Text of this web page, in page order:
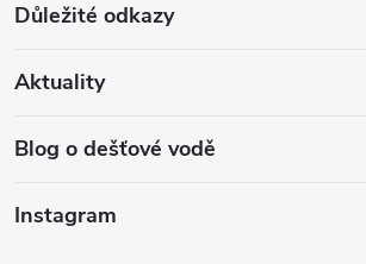
Důležité odkazy
Aktuality
Blog o dešťové vodě
Instagram